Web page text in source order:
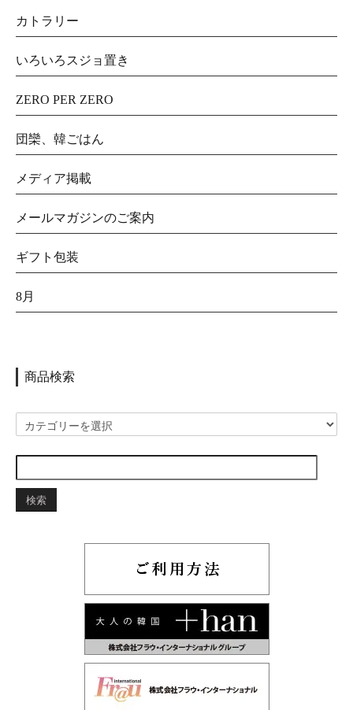
カトラリー
いろいろスジョ置き
ZERO PER ZERO
団欒、韓ごはん
メディア掲載
メールマガジンのご案内
ギフト包装
8月
商品検索
検索